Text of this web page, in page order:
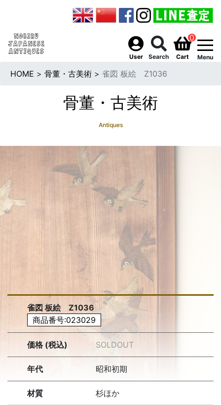
User Search
0
Cart Menu
HOME > 骨董・古美術 > 雀図 板絵 Z1036
骨董・古美術
Antiques
雀図 板絵 Z1036
商品番号:023029
価格 (税込) SOLDOUT
年代 昭和初期
材質 杉ほか